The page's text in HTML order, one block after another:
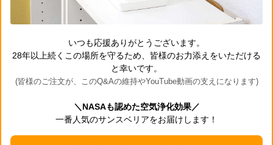
いつも応援ありがとうございます。
28年以上続くこの場所を守るため、皆様のお力添えをいただける
と幸いです。
(皆様のご注文が、このQ&Aの維持やYouTube動画の支えになります)
＼NASAも認めた空気浄化効果／
一番人気のサンスベリアをお届けします！